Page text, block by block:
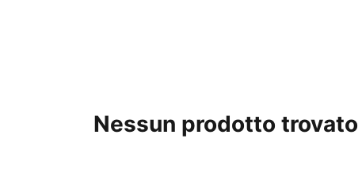
Nessun prodotto trovato